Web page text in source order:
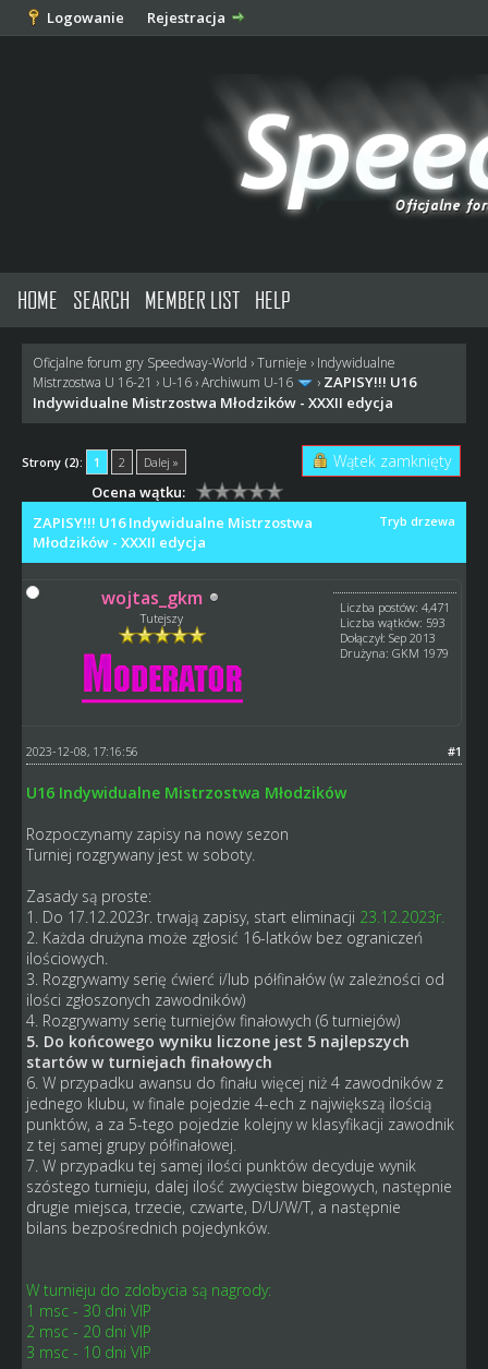
Logowanie Rejestracja
HOME SEARCH MEMBER LIST HELP
Oficjalne forum gry Speedway-World ›Turnieje › Indywidualne
Mistrzostwa U 16-21 › U-16›Archiwum U-16 › ZAPISY!!! U16
Indywidualne Mistrzostwa Młodzików - XXXII edycja
Strony (2): 1 2 Dalej » Wątek zamknięty
Ocena wątku:
Tryb drzewa
ZAPISY!!! U16 Indywidualne Mistrzostwa
Młodzików - XXXII edycja
wojtas_gkm
Tutejszy
Liczba postów: 4,471
Liczba wątków: 593
Dołączył: Sep 2013
Drużyna: GKM 1979
#1
2023-12-08, 17:16:56
U16 Indywidualne Mistrzostwa Młodzików
Rozpoczynamy zapisy na nowysezon
Turniej rozgrywany jest w soboty.
Zasady są proste:
1. Do 17.12.2023r. trwają zapisy, start eliminacji 23.12.2023r.
2. Każda drużyna może zgłosić 16-latków bez ograniczeń
ilościowych.
3. Rozgrywamy serię ćwierć i/lub półfinałów (w zależności od
ilości zgłoszonych zawodników)
4. Rozgrywamy serię turniejów finałowych (6 turniejów)
5. Do końcowego wyniku liczone jest 5 najlepszych
startów w turniejach finałowych
6. W przypadku awansu do finału więcej niż 4 zawodników z
jednego klubu, w finale pojedzie 4-ech z największą ilością
punktów, a za 5-tego pojedzie kolejny w klasyfikacji zawodnik
z tej samej grupy półfinałowej.
7. W przypadku tej samej ilości punktów decyduje wynik
szóstego turnieju, dalej ilość zwycięstw biegowych, następnie
drugie miejsca, trzecie, czwarte, D/U/W/T, a następnie
bilans bezpośrednich pojedynków.
W turnieju do zdobycia są nagrody:
1 msc - 30 dni VIP
2 msc - 20 dni VIP
3 msc - 10 dni VIP